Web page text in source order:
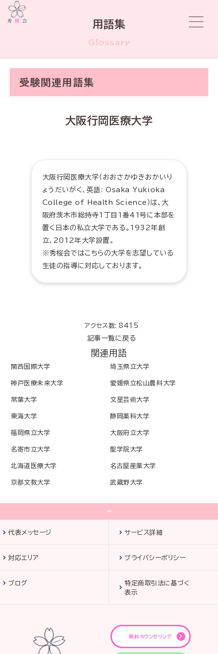
用語集
Glossary
受験関連用語集
大阪行岡医療大学
大阪行岡医療大学（おおさかゆきおかいり
ょうだいがく、英語: Osaka Yukioka
College of Health Science）は、大
阪府茨木市総持寺1丁目1番41号に本部を
置く日本の私立大学である。1932年創
立、2012年大学設置。
※秀桜会ではこちらの大学を志望している
生徒の指導に対応しております。
アクセス数: 8415
記事一覧に戻る
関連用語
関西国際大学 埼玉県立大学
神戸医療未来大学 愛媛県立松山農科大学
常葉大学 文星芸術大学
東海大学 静岡薬科大学
福岡県立大学 大阪府立大学
名寄市立大学 聖学院大学
北海道医療大学 名古屋産業大学
京都文教大学 武蔵野大学
代表メッセージ サービス詳細
対応エリア プライバシーポリシー
ブログ
特定商取引法に基づく
表示
無料カウンセリング